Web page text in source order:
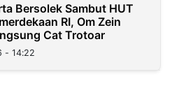
Bersolek Sambut HUT
RI, Om Zein
Cat Trotoar
- 14:22